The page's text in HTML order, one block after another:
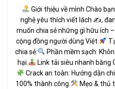
Giới thiệu về mình Chào
nghệ yêu thích viết lách ✍,
muốn chia sẻ những gì hữu ích
cộng đồng người dùng Việt.
chia sẻ:
Phần mềm sạch:
hại.
Link tải siêu nhanh bằng
Crack an toàn: Hướng dẫn
100% thành công.
Mẹo & thủ